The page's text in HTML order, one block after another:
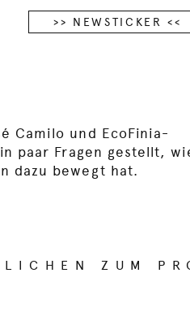
>> NEWSTICKER <<
Camilo und EcoFinia-
paar Fragen gestellt,
dazu bewegt hat.
ZUM